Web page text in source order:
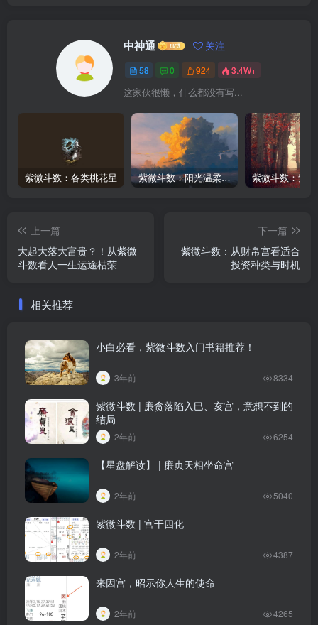
中神通 关注
58 0 924 3.4W+
这家伙很懒，什么都没有写...
紫微斗数：各类桃花星 紫微斗数：阳光温柔与阴晴不定的日月同宫男
上一篇
大起大落大富贵？！从紫微
斗数看人一生运途枯荣
下一篇
紫微斗数：从财帛宫看适合
投资种类与时机
相关推荐
小白必看，紫微斗数入门书籍推荐！
3年前 8334
紫微斗数 | 廉贪落陷入巳、亥宫，意想不到的
结局
2年前 6254
【星盘解读】 | 廉贞天相坐命宫
2年前 5040
紫微斗数 | 宫干四化
2年前 4387
来因宫，昭示你人生的使命
2年前 4265